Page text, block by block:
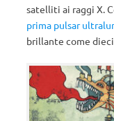
satelliti ai raggi X.
prima pulsar
brillante come